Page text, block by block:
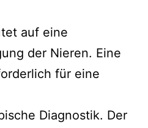
auf eine
der Nieren. Eine
für eine
Diagnostik. Der